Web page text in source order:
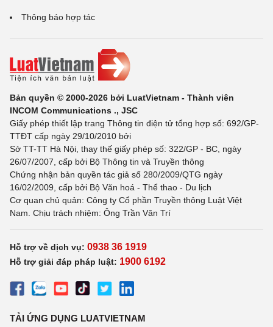
Thông báo hợp tác
Bản quyền © 2000-2026 bởi LuatVietnam - Thành viên
INCOM Communications ., JSC
Giấy phép thiết lập trang Thông tin điện tử tổng hợp số: 692/GP-
TTĐT cấp ngày 29/10/2010 bởi
Sở TT-TT Hà Nội, thay thế giấy phép số: 322/GP - BC, ngày
26/07/2007, cấp bởi Bộ Thông tin và Truyền thông
Chứng nhận bản quyền tác giả số 280/2009/QTG ngày
16/02/2009, cấp bởi Bộ Văn hoá - Thể thao - Du lịch
Cơ quan chủ quản: Công ty Cổ phần Truyền thông Luật Việt
Nam. Chịu trách nhiệm: Ông Trần Văn Trí
Hỗ trợ về dịch vụ: 0938 36 1919
Hỗ trợ giải đáp pháp luật: 1900 6192
TẢI ỨNG DỤNG LUATVIETNAM